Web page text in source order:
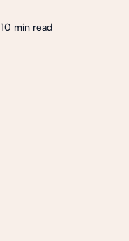
10 min read